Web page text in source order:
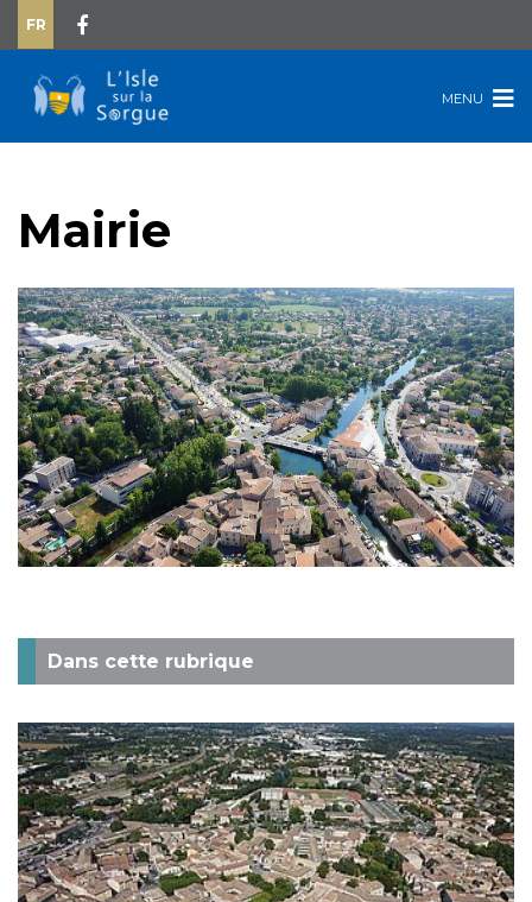
FR
MENU
Mairie
Dans cette rubrique